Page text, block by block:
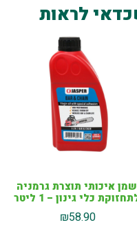
לראות
שמן איכותי תוצרת גרמניה
כלי גינון – 1 ליטר
₪58.90